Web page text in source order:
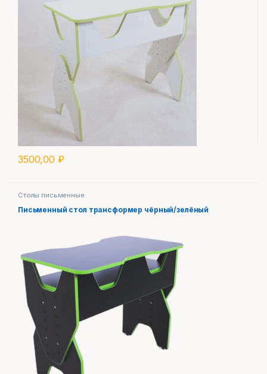
3500,00 ₽
Столы письменные
Письменный стол трансформер чёрный/зелёный